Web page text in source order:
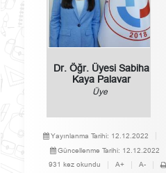
Dr. Öğr. Üyesi Sabiha
Kaya Palavar
Üye
Yayınlanma Tarihi: 12.12.2022
Güncellenme Tarihi: 12.12.2022
931 kez okundu
A+ A-